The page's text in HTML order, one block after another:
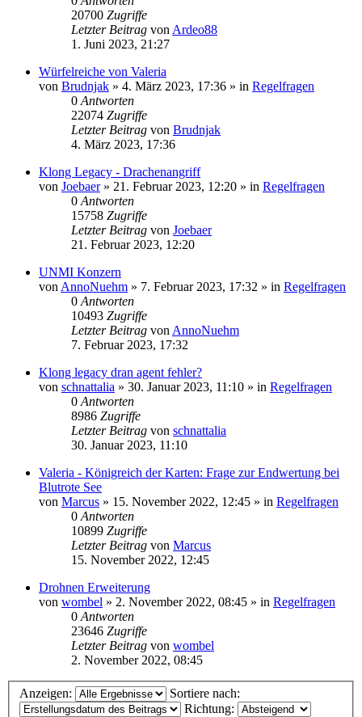
20700 Zugriffe
Letzter Beitrag von Ardeo88
1. Juni 2023, 21:27
Würfelreiche von Valeria
von Brudnjak » 4. März 2023, 17:36 » in Regelfragen
0 Antworten
22074 Zugriffe
Letzter Beitrag von Brudnjak
4. März 2023, 17:36
Klong Legacy - Drachenangriff
von Joebaer» 21. Februar 2023, 12:20 » in Regelfragen
0 Antworten
15758 Zugriffe
Letzter Beitrag von Joebaer
21. Februar 2023, 12:20
UNMI Konzern
von AnnoNuehm » 7. Februar 2023, 17:32 » in Regelfragen
0 Antworten
10493 Zugriffe
Letzter Beitrag von AnnoNuehm
7. Februar 2023, 17:32
Klong legacy dran agent fehler?
von schnattalia » 30. Januar 2023, 11:10 » in Regelfragen
0 Antworten
8986 Zugriffe
Letzter Beitrag von schnattalia
30. Januar 2023, 11:10
Valeria - Königreich der Karten: Frage zur Endwertung bei
Blutrote See
von Marcus » 15. November 2022, 12:45 » in Regelfragen
0 Antworten
10899 Zugriffe
Letzter Beitrag von Marcus
15. November 2022, 12:45
Drohnen Erweiterung
von wombel » 2. November 2022, 08:45 » in Regelfragen
0 Antworten
23646 Zugriffe
Letzter Beitrag von wombel
2. November 2022, 08:45
Anzeigen:
Sortiere nach:
Richtung: